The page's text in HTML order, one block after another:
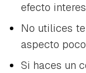
efecto
No utilices
aspecto
Si haces un